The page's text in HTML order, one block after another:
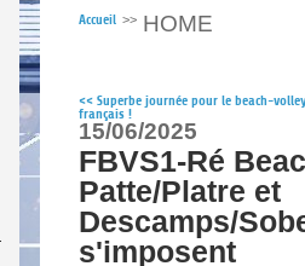
LUTTE CONTRE LES VIOLENCES
Accueil >> HOME
<< Superbe journée pour le beach-volley
français !
15/06/2025
FBVS1-Ré
Patte/Platre et
Descamps/
s'imposent